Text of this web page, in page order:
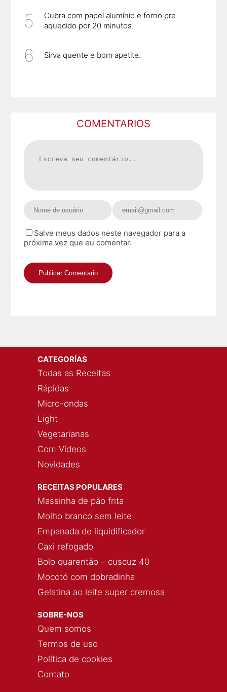
Cubra com papel alumínio e forno pre
aquecido por 20 minutos.
Sirva quente e bom apetite.
COMENTARIOS
Salve meus dados neste navegador para a
próxima vez que eu comentar.
CATEGORÍAS
Todas as Receitas
Rápidas
Micro-ondas
Light
Vegetarianas
Com Vídeos
Novidades
RECEITAS POPULARES
Massinha de pão frita
Molho branco sem leite
Empanada de liquidificador
Caxi refogado
Bolo quarentão – cuscuz 40
Mocotó com dobradinha
Gelatina ao leite super cremosa
SOBRE-NOS
Quem somos
Termos de uso
Política de cookies
Contato